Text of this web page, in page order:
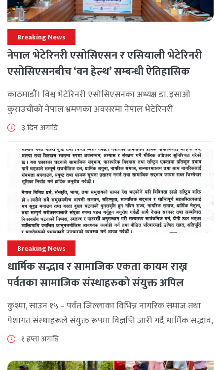
Breaking News
नेपाल भेटेरिनरी एसोसिएसन र एसियाली भेटेरिनरी
एसोसिएसनबीच ‘वन हेल्थ’ सम्बन्धी ऐतिहासिक
समझदारी
काठमाडौं। विश्व भेटेरिनरी एसोसिएसनका अध्यक्ष डा. इसाओ
कुराउचीको नेपाल भ्रमणका अवसरमा नेपाल भेटेरिनरी
एसोसिएसनले अन्तर्राष्ट्रिय सहकार्यलाई नयाँ उचाइमा पुर्‍याउँदै
जनाएको छ। भ्रमणका क्रममा विश्व [...]
३ दिन अगाडि
Breaking News
धार्मिक सद्भाव र सामाजिक एकता कायम राख्न
पर्वतका सामाजिक संस्थाहरुको संयुक्त अपिल
कुश्मा, साउन १५ – पर्वत जिल्लाका विभिन्न नागरिक समाज तथा
पेशागत संस्थाहरूले संयुक्त रूपमा विज्ञप्ति जारी गर्दै धार्मिक सद्भाव,
सामाजिक एकता र कानुनी शासन कायम राख्न सबै पक्षलाई संयमता
१ हप्ता अगाडि